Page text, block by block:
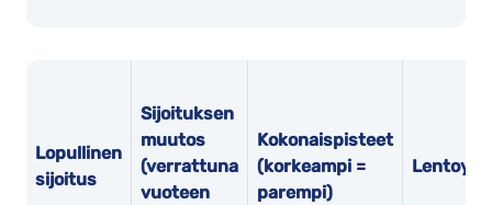
Lopullinen
sijoitus
Sijoituksen
muutos
(verrattuna
vuoteen
Kokonaispisteet
(korkeampi =
parempi)